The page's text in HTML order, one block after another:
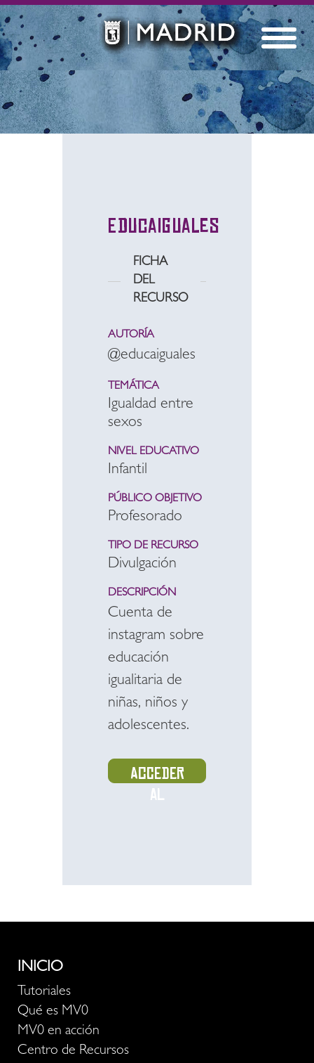
Educaiguales
FICHA
DEL
RECURSO
AUTORÍA
@educaiguales
TEMÁTICA
Igualdad entre
sexos
NIVEL EDUCATIVO
Infantil
PÚBLICO OBJETIVO
Profesorado
TIPO DE RECURSO
Divulgación
DESCRIPCIÓN
Cuenta de
instagram sobre
educación
igualitaria de
niñas, niños y
adolescentes.
Acceder
al
INICIO
Tutoriales
Qué es MV0
MV0 en acción
Centro de Recursos